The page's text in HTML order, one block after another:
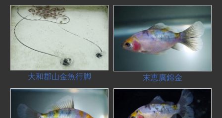
大和郡山金魚行脚 末恵廣錦金